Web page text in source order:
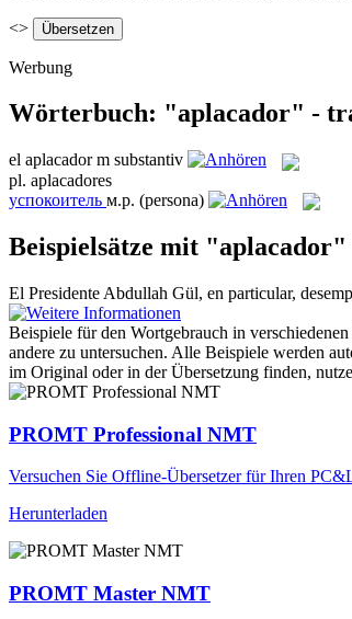
<>
Werbung
Wörterbuch: "aplacador" -
el aplacador m substantiv
pl. aplacadores
успокоитель м.р. (persona)
Beispielsätze mit "aplacador"
El Presidente Abdullah Gül, en particular,
Beispiele für den Wortgebrauch in
andere zu untersuchen. Alle Beispiele werden
im Original oder in der Übersetzung finden,
PROMT Professional NMT
Versuchen Sie Offline-Übersetzer für Ihren
Herunterladen
PROMT Master NMT